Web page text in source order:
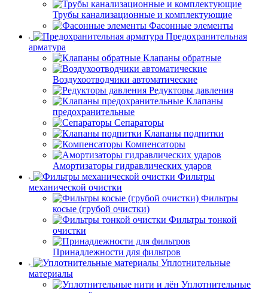
Трубы канализационные и комплектующие
Фасонные элементы
Предохранительная
арматура
Клапаны обратные
Воздухоотводчики автоматические
Редукторы давления
Клапаны
предохранительные
Сепараторы
Клапаны подпитки
Компенсаторы
Амортизаторы гидравлических ударов
Фильтры
механической очистки
Фильтры
косые (грубой очистки)
Фильтры тонкой
очистки
Принадлежности для фильтров
Уплотнительные
материалы
Уплотнительные